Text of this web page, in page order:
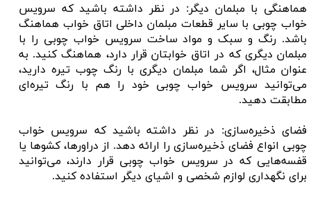
هماهنگی با مبلمان دیگر: در نظر داشته باشید که سرویس
خواب چوبی با سایر قطعات مبلمان داخلی اتاق خواب هماهنگ
باشد. رنگ و سبک و مواد ساخت سرویس خواب چوبی را با
مبلمان دیگری که در اتاق خوابتان قرار دارد، هماهنگ کنید. به
عنوان مثال، اگر شما مبلمان دیگری با رنگ چوب تیره دارید،
می‌توانید سرویس خواب چوبی خود را هم با رنگ تیره‌ای
مطابقت دهید.
فضای ذخیره‌سازی: در نظر داشته باشید که سرویس خواب
چوبی انواع فضای ذخیره‌سازی را ارائه دهد. از دراورها، کشوها یا
قفسه‌هایی که در سرویس خواب چوبی قرار دارند، می‌توانید
برای نگهداری لوازم شخصی و اشیای دیگر استفاده کنید.